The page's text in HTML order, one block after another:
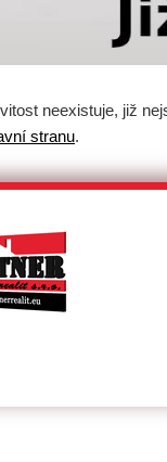
neexistuje, již
stranu.